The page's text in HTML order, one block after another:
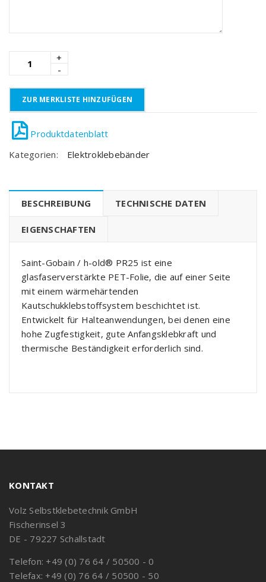
ZUR MERKLISTE HINZUFÜGEN
Kategorien: Elektroklebebänder
BESCHREIBUNG TECHNISCHE DATEN
EIGENSCHAFTEN
Saint-Gobain / h-old® PR25 ist eine
glasfaserverstärkte PET-Folie, die auf einer Seite
mit einem wärmehärtenden
Kautschukklebstoffsystem beschichtet ist.
Entwickelt für Halteanwendungen, bei denen eine
hohe Zugfestigkeit, gute Anfangsklebkraft und
thermische Beständigkeit erforderlich sind.
KONTAKT
Volz Selbstklebetechnik GmbH
Fischerinsel 3
DE - 79227 Schallstadt
Telefon: +49 (0) 76 64 / 50500 - 0
Telefax: +49 (0) 76 64 / 50500 - 50